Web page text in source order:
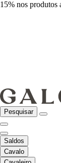
15% nos produtos
Pesquisar
Saldos
Cavalo